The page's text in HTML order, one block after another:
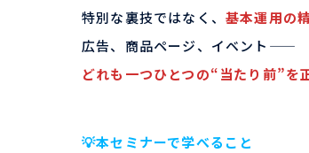
特別な裏技ではなく、 基本運用の
広告、商品ページ、イベント――
どれも一つひとつの“当たり前”を
💡本セミナーで学べること